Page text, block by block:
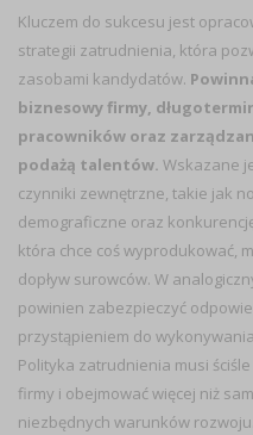
Kluczem do sukcesu jest
strategii zatrudnienia, która
zasobami kandydatów.
biznesowy firmy,
pracowników oraz
podażą talentów. Wskazane
czynniki zewnętrzne, takie jak
demograficzne oraz
która chce coś wyprodukować,
dopływ surowców. W
powinien zabezpieczyć
przystąpieniem do
Polityka zatrudnienia musi
firmy i obejmować więcej niż
niezbędnych warunków rozwoju.